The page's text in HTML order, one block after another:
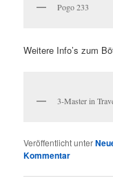
Pogo 233
Weitere Info’s zum
3-Master in
Veröffentlicht unter
Kommentar